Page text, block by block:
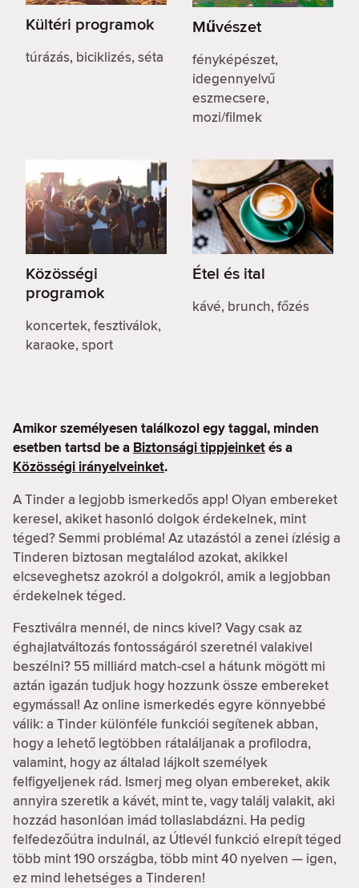
Kültéri programok
túrázás, biciklizés, séta
Művészet
fényképészet,
idegennyelvű
eszmecsere,
mozi/filmek
Közösségi
programok
koncertek, fesztiválok,
karaoke, sport
Étel és ital
kávé, brunch, főzés
Amikor személyesen találkozol egy taggal, minden
esetben tartsd be a Biztonsági tippjeinketés a
Közösségi irányelveinket.
A Tinder a legjobb ismerkedős app! Olyan embereket
keresel, akiket hasonló dolgok érdekelnek, mint
téged? Semmi probléma! Az utazástól a zenei ízlésig a
Tinderen biztosan megtalálod azokat, akikkel
elcseveghetsz azokról a dolgokról, amik a legjobban
érdekelnek téged.
Fesztiválra mennél, de nincs kivel? Vagy csak az
éghajlatváltozás fontosságáról szeretnél valakivel
beszélni? 55 milliárd match-csel a hátunk mögött mi
aztán igazán tudjuk hogy hozzunk össze embereket
egymással! Az online ismerkedés egyre könnyebbé
válik: a Tinder különféle funkciói segítenek abban,
hogy a lehető legtöbben rátaláljanak a profilodra,
valamint, hogy az általad lájkolt személyek
felfigyeljenek rád. Ismerj meg olyan embereket, akik
annyira szeretik a kávét, mint te, vagy találj valakit, aki
hozzád hasonlóan imád tollaslabdázni. Ha pedig
felfedezőútra indulnál, az Útlevél funkció elrepít téged
több mint 190 országba, több mint 40 nyelven — igen,
ez mind lehetséges a Tinderen!